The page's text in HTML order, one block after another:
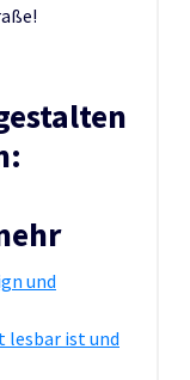
und
lesbar ist und